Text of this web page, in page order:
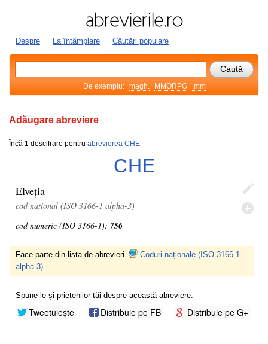
Despre La întâmplare Căutări populare
De exemplu: magh. MMORPG .mm
Adăugare abreviere
Încă 1 descifrare pentru abrevierea CHE
CHE
Elveția
cod național (ISO 3166-1 alpha-3)
cod numeric (ISO 3166-1): 756
Face parte din lista de abrevieri
Coduri naționale (ISO 3166-1
alpha-3)
Spune-le și prietenilor tăi despre această abreviere:
Tweetuiește Distribuie pe FB Distribuie pe G+